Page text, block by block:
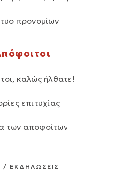
προνομίων
καλώς ήλθατε!
επιτυχίας
των αποφοίτων
/ ΕΚΔΗΛΩΣΕΙΣ